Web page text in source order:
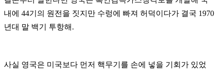
내에 44기의 원전을 짓지만 수렁에 빠져 허덕이다가 결국 1970
년대 말 백기 투항해 .
사실 영국은 미국보다 먼저 핵무기를 손에 넣을 기회가 있었